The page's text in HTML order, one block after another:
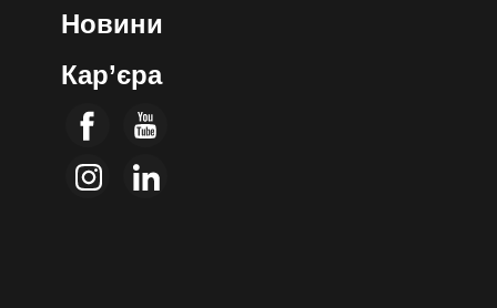
Новини
Кар’єра